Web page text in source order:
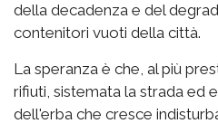
della decadenza e del
contenitori vuoti della città.
La speranza è che, al più
rifiuti, sistemata la strada ed
dell'erba che cresce